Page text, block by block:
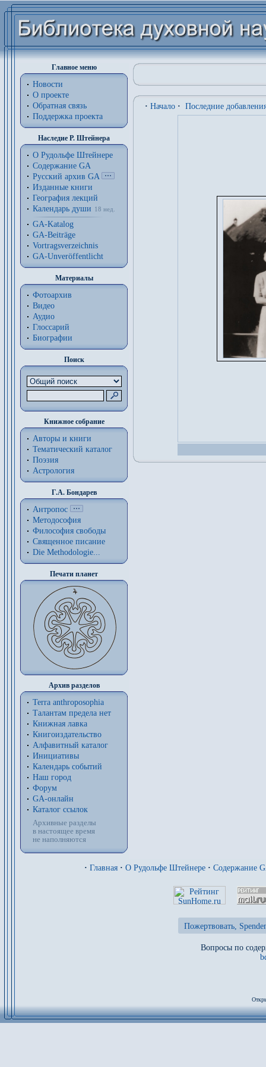
Главное меню
Новости
О проекте
Обратная связь
Поддержка проекта
Наследие Р. Штейнера
О Рудольфе Штейнере
Содержание GA
Русский архив GA
Изданные книги
География лекций
Календарь души
18 нед.
GA-Katalog
GA-Beiträge
Vortragsverzeichnis
GA-Unveröffentlicht
Материалы
Фотоархив
Видео
Аудио
Глоссарий
Биографии
Поиск
Книжное собрание
Авторы и книги
Тематический каталог
Поэзия
Астрология
Г.А. Бондарев
Антропос
Методософия
Философия cвободы
Священное писание
Die Methodologie...
Печати планет
Архив разделов
Terra anthroposophia
Талантам предела нет
Книжная лавка
Книгоиздательство
Алфавитный каталог
Инициативы
Календарь событий
Наш город
Форум
GA-онлайн
Каталог ссылок
Архивные разделы
в настоящее время
не наполняются
· Начало · Последние
· Главная · О Рудольфе Штейнере · Содержание
Пожертвовать,
Вопросы по